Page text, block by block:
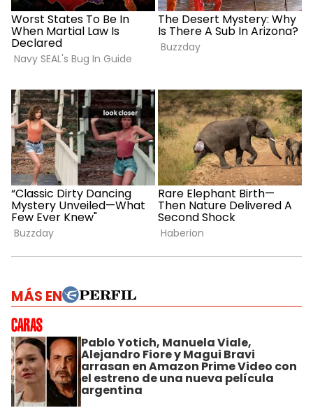
MÁS EN
Pablo Yotich, Manuela Viale,
Alejandro Fiore y Magui Bravi
arrasan en Amazon Prime Video con
el estreno de una nueva película
argentina